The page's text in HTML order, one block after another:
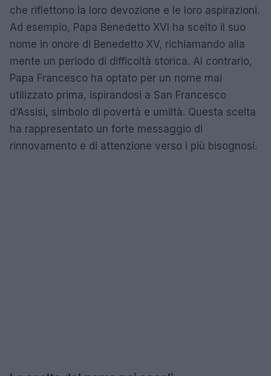
che riflettono la loro devozione e le loro aspirazioni.
Ad esempio, Papa Benedetto XVI ha scelto il suo
nome in onore di Benedetto XV, richiamando alla
mente un periodo di difficoltà storica. Al contrario,
Papa Francesco ha optato per un nome mai
utilizzato prima, ispirandosi a San Francesco
d’Assisi, simbolo di povertà e umiltà. Questa scelta
ha rappresentato un forte messaggio di
rinnovamento e di attenzione verso i più bisognosi.